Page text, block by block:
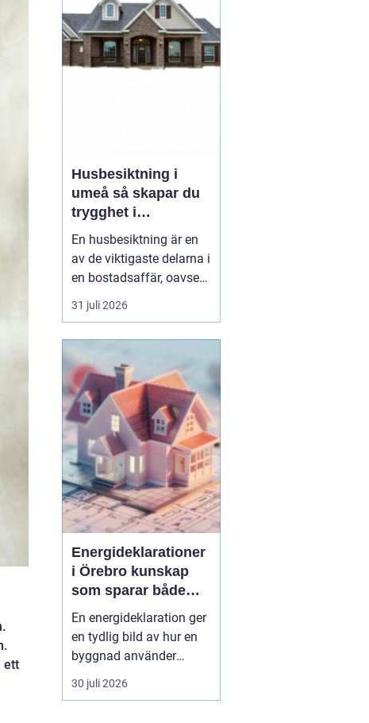
ett
helhetsintrycket och kan
till och med höja värdet
på bostaden. När någon
letar efter01 augusti
Husbesiktning i
umeå så skapar du
trygghet i
bostadsaffären
En husbesiktning är en
av de viktigaste delarna i
en bostadsaffär, oavsett
om du köper eller säljer.
För den som bor i eller
lagen och uppfylla
undersökningsplikten.
Det handlar lika mycket
om att förstå ...
31 juli 2026
Energideklarationer
i Örebro kunskap
som sparar både
energi och pengar
En energideklaration ger
en tydlig bild av hur en
byggnad använder
energi. Den visar hur
mycket energi som går
30 juli 2026